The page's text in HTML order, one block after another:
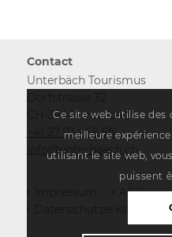
Contact
Unterbäch Tourismus
CH-3944 Unterbäch
+41 27 934 56 56
info@unterbaech.ch
AGB
Ce site web utilise des
meilleure
utilisant le site web,
puissent